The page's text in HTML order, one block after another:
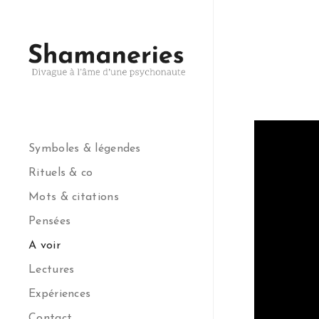
Symboles & légendes
Rituels & co
Mots & citations
Pensées
A voir
Lectures
Expériences